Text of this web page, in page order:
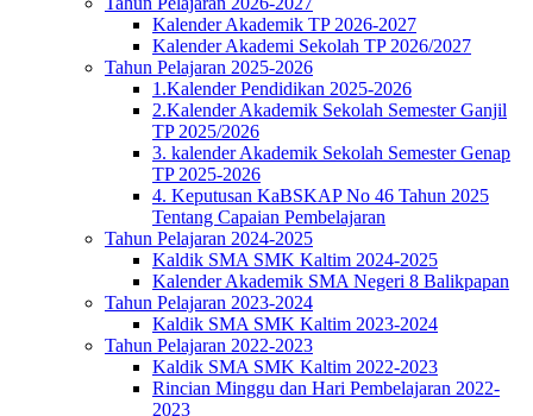
Kalender Akademik TP 2026-2027
Kalender Akademi Sekolah TP 2026/2027
Tahun Pelajaran 2025-2026
1.Kalender Pendidikan 2025-2026
2.Kalender Akademik Sekolah Semester Ganjil
TP 2025/2026
3. kalender Akademik Sekolah Semester Genap
TP 2025-2026
4. Keputusan KaBSKAP No 46 Tahun 2025
Tentang Capaian Pembelajaran
Tahun Pelajaran 2024-2025
Kaldik SMA SMK Kaltim 2024-2025
Kalender Akademik SMA Negeri 8 Balikpapan
Tahun Pelajaran 2023-2024
Kaldik SMA SMK Kaltim 2023-2024
Tahun Pelajaran 2022-2023
Kaldik SMA SMK Kaltim 2022-2023
Rincian Minggu dan Hari Pembelajaran 2022-
2023